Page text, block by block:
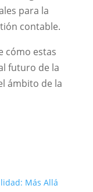
para la
contable.
cómo estas
futuro de la
ámbito de la
Más Allá